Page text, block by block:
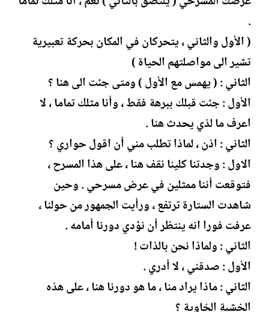
.
( الأول والثاني ، يتحركان في المكان بحركة تعبيرية
تشير الى مواصلتهم الحياة )
الثاني : ( يهمس مع الأول ) ومتى جئت الى هنا ؟
الأول : جئت قبلك ببرهة فقط ، وأنا مثلك تماما ، لا
اعرف ما لذي يحدث هنا .
الثاني : اذن ، لماذا تطلب مني أن اقول حواري ؟
الاول : وجدتنا كلينا نقف هنا ، على هذا المسرح ،
فتوقعت أننا ممثلين في عرض مسرحي . وحين
شاهدت الستارة ترتفع ، ورأيت الجمهور من حولنا ،
عرفت فورا انه ينتظر أن نؤدي دورنا أمامه .
الثاني : ولماذا نحن بالذات !
الأول : صدقني ، لا أدري .
الثاني : ماذا يراد منا ، ما هو دورنا هنا ، على هذه